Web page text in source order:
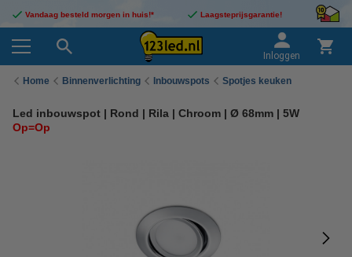
Vandaag besteld morgen in huis!* Laagsteprijsgarantie!
Inloggen
Home Binnenverlichting Inbouwspots Spotjes keuken
Led inbouwspot | Rond | Rila | Chroom | Ø 68mm | 5W
Op=Op